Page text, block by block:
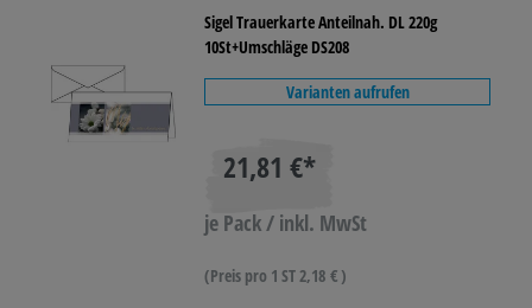
Sigel Trauerkarte Anteilnah. DL 220g
10St+Umschläge DS208
Varianten aufrufen
21,81 €*
je Pack / inkl. MwSt
(Preis pro 1 ST 2,18 € )